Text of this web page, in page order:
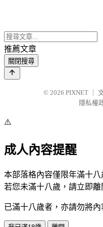
推薦文章
關閉搜尋
© 2026 PIXNET
隱私權
⚠️
成人內容提醒
本部落格內容僅限年滿十八
若您未滿十八歲，請立即離
已滿十八歲者，亦請勿將